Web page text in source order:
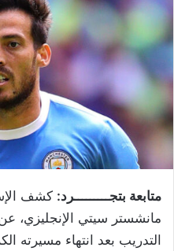
متابعة بتجـــــــــرد: كشف
مانشستر سيتي الإنجليزي،
التدريب بعد انتهاء مسيرته